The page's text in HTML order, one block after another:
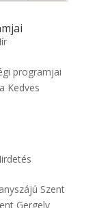
programjai
Kedves
Szent
Gergely